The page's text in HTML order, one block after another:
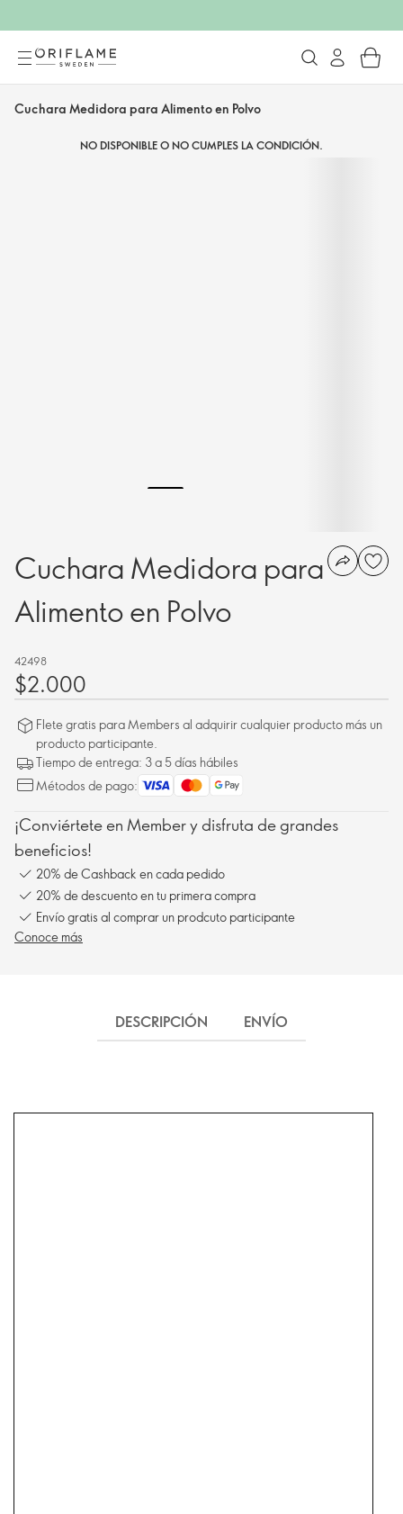
Cuchara Medidora para Alimento en Polvo
NO DISPONIBLE O NO CUMPLES LA CONDICIÓN.
Cuchara Medidora para
Alimento en Polvo
42498
$2.000
Flete gratis para Members al adquirir cualquier producto más un
producto participante.
Tiempo de entrega: 3 a 5 días hábiles
Métodos de pago:
¡Conviértete en Member y disfruta de grandes
beneficios!
20% de Cashback en cada pedido
20% de descuento en tu primera compra
Envío gratis al comprar un prodcuto participante
Conoce más
DESCRIPCIÓN ENVÍO